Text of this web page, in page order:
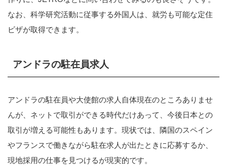
なお、科学研究活動に従事する外国人は、就労も可能な定住
ビザが取得できます。
アンドラの駐在員求人
アンドラの駐在員や大使館の求人自体現在のところありませ
んが、ネットで取引ができる時代だけあって、今後日本との
取引が増える可能性もあります。現状では、隣国のスペイン
やフランスで働きながら駐在求人が出たときに応募するか、
現地採用の仕事を見つけるが現実的です。